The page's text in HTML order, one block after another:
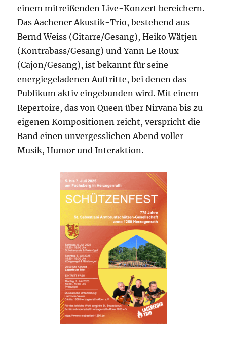
einem mitreißenden Live-Konzert bereichern.
Das Aachener Akustik-Trio, bestehend aus
Bernd Weiss (Gitarre/Gesang), Heiko Wätjen
(Kontrabass/Gesang) und Yann Le Roux
(Cajon/Gesang), ist bekannt für seine
energiegeladenen Auftritte, bei denen das
Publikum aktiv eingebunden wird. Mit einem
Repertoire, das von Queen über Nirvana bis zu
eigenen Kompositionen reicht, verspricht die
Band einen unvergesslichen Abend voller
Musik, Humor und Interaktion.